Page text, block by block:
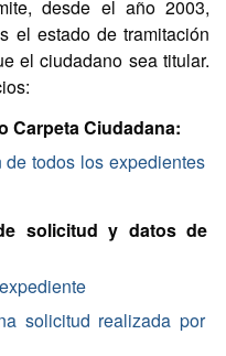
desde el año 2003,
el estado de tramitación
el ciudadano sea titular.
Carpeta Ciudadana:
todos los expedientes
solicitud y datos de
solicitud realizada por